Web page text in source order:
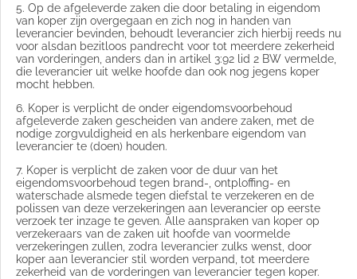
5. Op de afgeleverde zaken die door betaling in eigendom
van koper zijn overgegaan en zich nog in handen van
leverancier bevinden, behoudt leverancier zich hierbij reeds nu
voor alsdan bezitloos pandrecht voor tot meerdere zekerheid
van vorderingen, anders dan in artikel 3:92 lid 2 BW vermelde,
die leverancier uit welke hoofde dan ook nog jegens koper
mocht hebben.
6. Koper is verplicht de onder eigendomsvoorbehoud
afgeleverde zaken gescheiden van andere zaken, met de
nodige zorgvuldigheid en als herkenbare eigendom van
leverancier te (doen) houden.
7. Koper is verplicht de zaken voor de duur van het
eigendomsvoorbehoud tegen brand-, ontploffing- en
waterschade alsmede tegen diefstal te verzekeren en de
polissen van deze verzekeringen aan leverancier op eerste
verzoek ter inzage te geven. Alle aanspraken van koper op
verzekeraars van de zaken uit hoofde van voormelde
verzekeringen zullen, zodra leverancier zulks wenst, door
koper aan leverancier stil worden verpand, tot meerdere
zekerheid van de vorderingen van leverancier tegen koper.